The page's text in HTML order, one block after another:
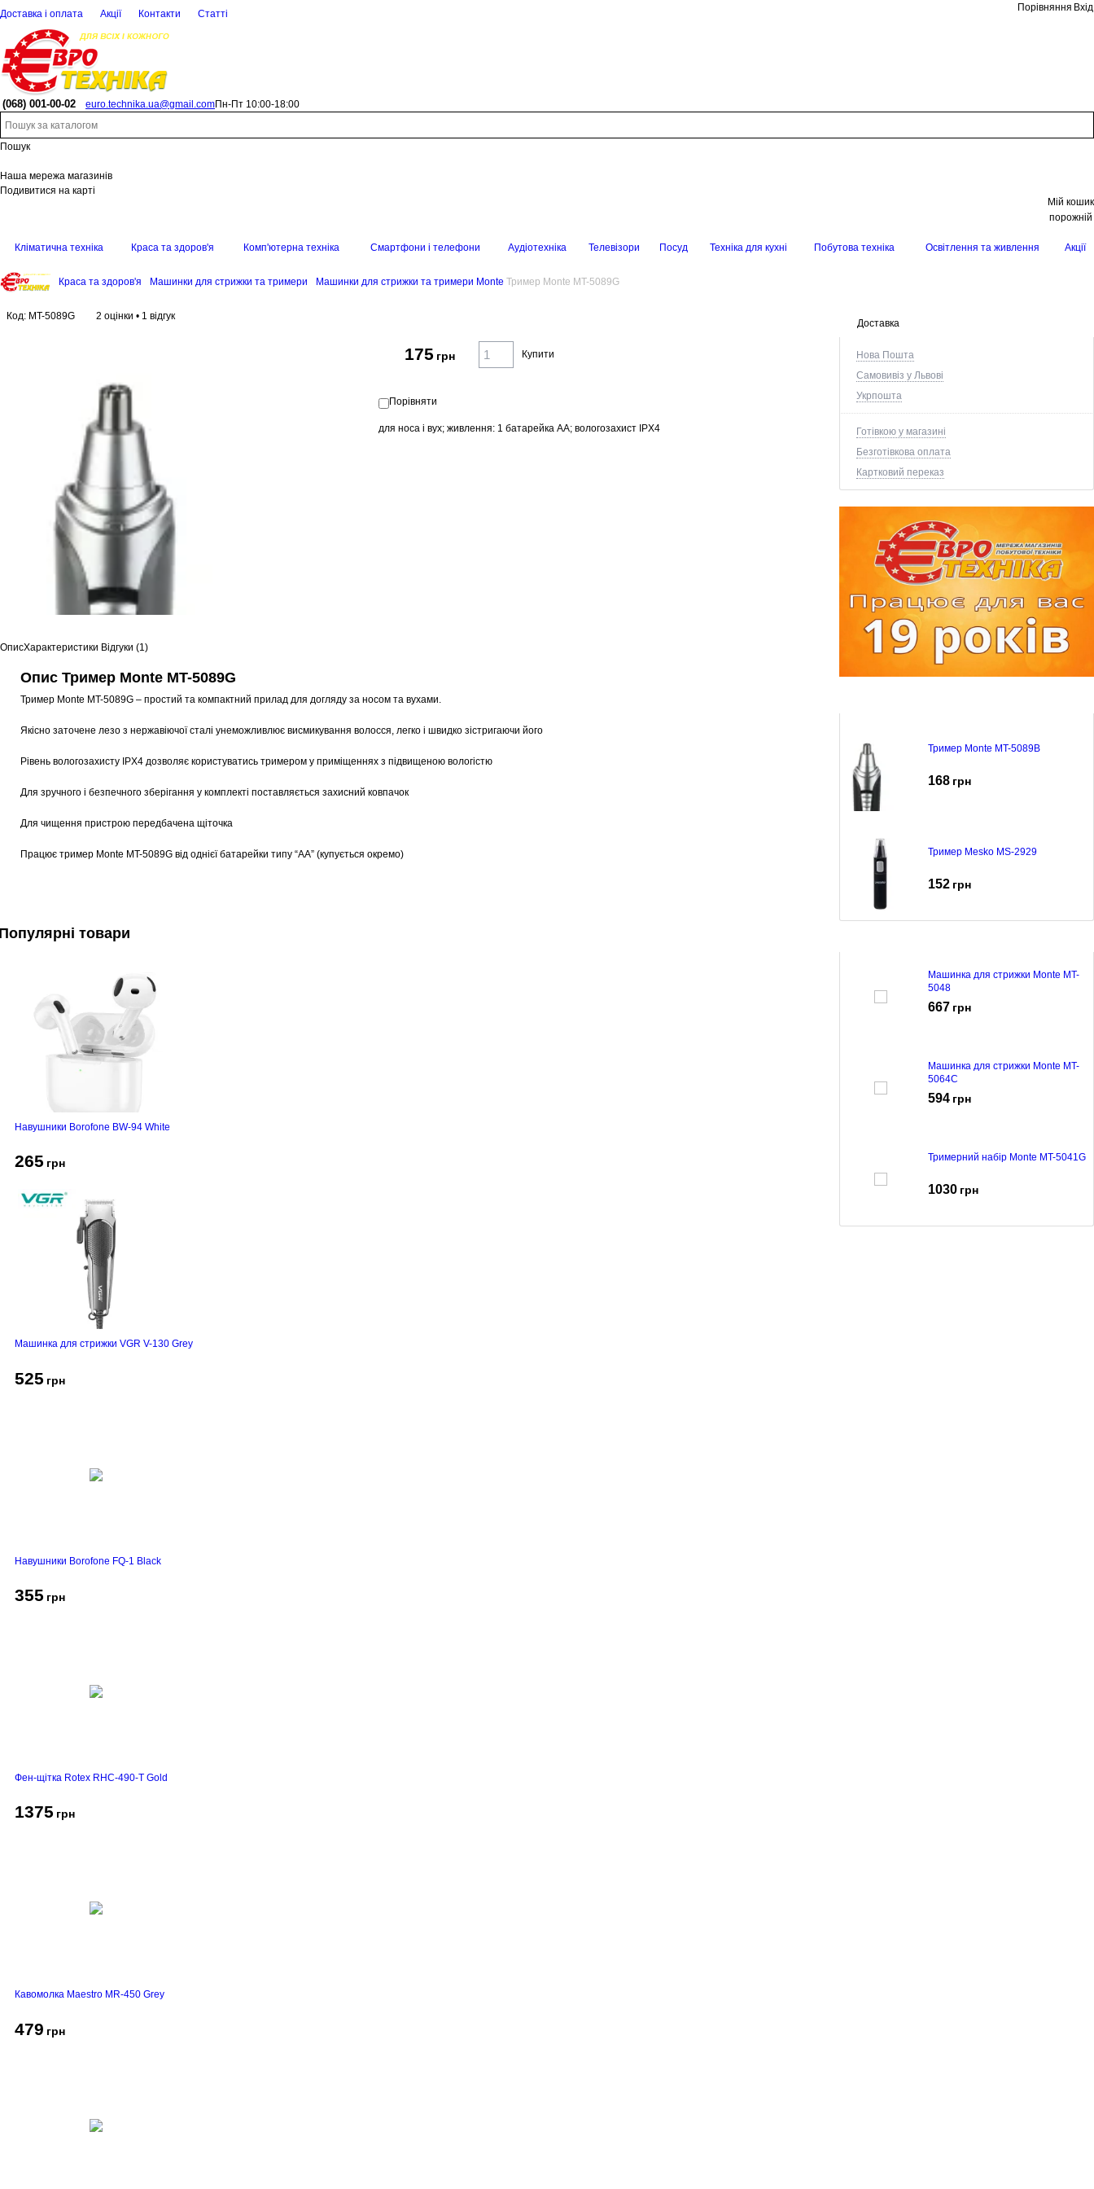
Доставка і оплата Акції Контакти Статті
Порівняння Вхід
(068) 001-00-02 euro.technika.ua@gmail.comПн-Пт 10:00-18:00
Пошук
Наша мережа магазинів
Подивитися на карті
Мій кошик
порожній
Кліматична техніка Краса та здоров'я Комп'ютерна техніка Смартфони і телефони Аудіотехніка Телевізори Посуд Техніка для кухні Побутова техніка Освітлення та живлення Акції
Краса та здоров'я Машинки для стрижки та тримери Машинки для стрижки та тримери Monte Тример Monte MT-5089G
Доставка
Нова Пошта
Самовивіз у Львові
Укрпошта
Готівкою у магазині
Безготівкова оплата
Картковий переказ
Тример Monte MT-5089B
168 грн
Тример Mesko MS-2929
152 грн
Машинка для стрижки Monte MT-
5048
667 грн
Машинка для стрижки Monte MT-
5064C
594 грн
Тримерний набір Monte MT-5041G
1030 грн
Код: MT-5089G 2 оцінки • 1 відгук
175 грн Купити
Порівняти
для носа і вух; живлення: 1 батарейка АА; вологозахист IPX4
ОписХарактеристики Відгуки (1)
Опис Тример Monte MT-5089G
Тример Monte MT-5089G – простий та компактний прилад для догляду за носом та вухами.
Якісно заточене лезо з нержавіючої сталі унеможливлює висмикування волосся, легко і швидко зістригаючи його
Рівень вологозахисту IPX4 дозволяє користуватись тримером у приміщеннях з підвищеною вологістю
Для зручного і безпечного зберігання у комплекті поставляється захисний ковпачок
Для чищення пристрою передбачена щіточка
Працює тример Monte MT-5089G від однієї батарейки типу “АА” (купується окремо)
товари
Навушники Borofone BW-94 White
265 грн
Машинка для стрижки VGR V-130 Grey
525 грн
Навушники Borofone FQ-1 Black
355 грн
Фен-щітка Rotex RHC-490-T Gold
1375 грн
Кавомолка Maestro MR-450 Grey
479 грн